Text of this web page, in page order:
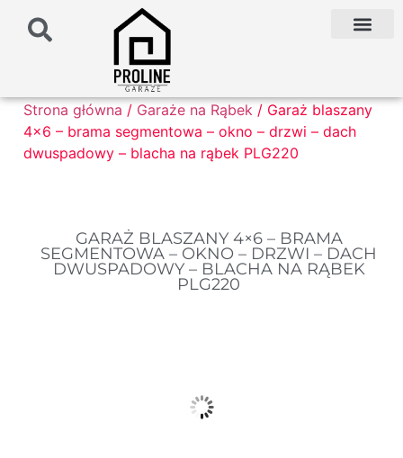
Strona główna / Garaże na Rąbek / Garaż blaszany
4×6 – brama segmentowa – okno – drzwi – dach
dwuspadowy – blacha na rąbek PLG220
GARAŻ BLASZANY 4×6 – BRAMA
SEGMENTOWA – OKNO – DRZWI – DACH
DWUSPADOWY – BLACHA NA RĄBEK
PLG220